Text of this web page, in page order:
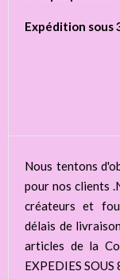
Expédition sous
Nous tentons
pour nos clients
créateurs et
délais de
articles de la
EXPEDIES SOUS